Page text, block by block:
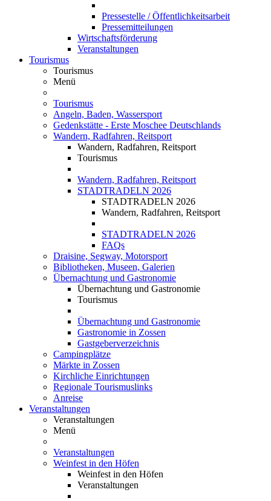
Pressestelle / Öffentlichkeitsarbeit
Pressemitteilungen
Wirtschaftsförderung
Veranstaltungen
Tourismus
Tourismus
Menü
Tourismus
Angeln, Baden, Wassersport
Gedenkstätte - Erste Moschee Deutschlands
Wandern, Radfahren, Reitsport
Wandern, Radfahren, Reitsport
Tourismus
Wandern, Radfahren, Reitsport
STADTRADELN 2026
STADTRADELN 2026
Wandern, Radfahren, Reitsport
STADTRADELN 2026
FAQs
Draisine, Segway, Motorsport
Bibliotheken, Museen, Galerien
Übernachtung und Gastronomie
Übernachtung und Gastronomie
Tourismus
Übernachtung und Gastronomie
Gastronomie in Zossen
Gastgeberverzeichnis
Campingplätze
Märkte in Zossen
Kirchliche Einrichtungen
Regionale Tourismuslinks
Anreise
Veranstaltungen
Veranstaltungen
Menü
Veranstaltungen
Weinfest in den Höfen
Weinfest in den Höfen
Veranstaltungen